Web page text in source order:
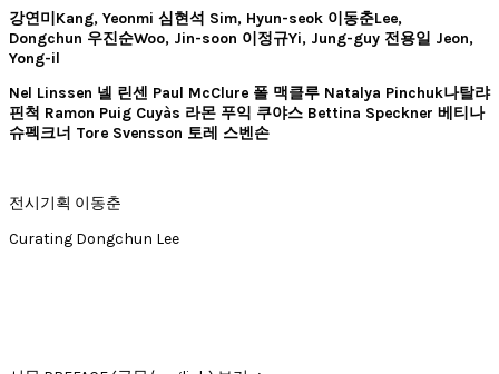
강연미Kang, Yeonmi 심현석 Sim, Hyun-seok 이동춘Lee,
Dongchun 우진순Woo, Jin-soon 이정규Yi, Jung-guy 전용일 Jeon,
Yong-il
Nel Linssen 넬 린센 Paul McClure 폴 맥클루 Natalya Pinchuk나탈랴
핀척 Ramon Puig Cuyàs 라몬 푸익 쿠야스 Bettina Speckner 베티나
슈펙크너 Tore Svensson 토레 스벤손
전시기획 이동춘
Curating Dongchun Lee